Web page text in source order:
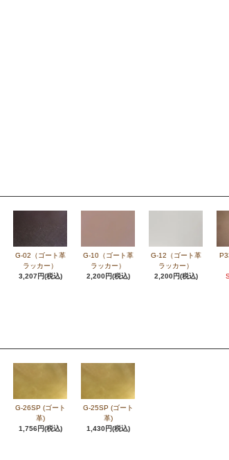
G-02（ゴート革
ラッカー）
3,207円(税込)
G-10（ゴート革
ラッカー）
2,200円(税込)
G-12（ゴート革
ラッカー）
2,200円(税込)
G-26SP (ゴート
革)
1,756円(税込)
G-25SP (ゴート
革)
1,430円(税込)